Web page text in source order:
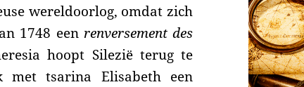
wereldoorlog, omdat zich
1748 een renversement des
hoopt Silezië terug te
met tsarina Elisabeth een